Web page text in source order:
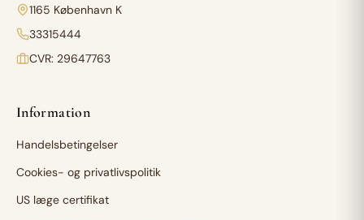
1165 København K
33315444
CVR: 29647763
Information
Handelsbetingelser
Cookies- og privatlivspolitik
US læge certifikat